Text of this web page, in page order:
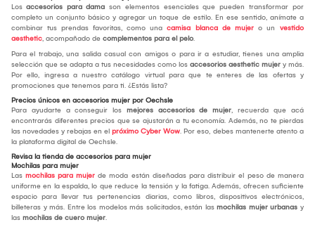
Los accesorios para dama son elementos esenciales que pueden transformar por
completo un conjunto básico y agregar un toque de estilo. En ese sentido, anímate a
combinar tus prendas favoritas, como una camisa blanca de mujer o un vestido
aesthetic, acompañado de complementos para el pelo.
Para el trabajo, una salida casual con amigos o para ir a estudiar, tienes una amplia
selección que se adapta a tus necesidades como los accesorios aesthetic mujer y más.
Por ello, ingresa a nuestro catálogo virtual para que te enteres de las ofertas y
promociones que tenemos para ti. ¿Estás lista?
Precios únicos en accesorios mujer por Oechsle
Para ayudarte a conseguir los mejores accesorios de mujer, recuerda que acá
encontrarás diferentes precios que se ajustarán a tu economía. Además, no te pierdas
las novedades y rebajas en el próximo Cyber Wow. Por eso, debes mantenerte atento a
la plataforma digital de Oechsle.
Revisa la tienda de accesorios para mujer
Mochilas para mujer
Las mochilas para mujer de moda están diseñadas para distribuir el peso de manera
uniforme en la espalda, lo que reduce la tensión y la fatiga. Además, ofrecen suficiente
espacio para llevar tus pertenencias diarias, como libros, dispositivos electrónicos,
billeteras y más. Entre los modelos más solicitados, están las mochilas mujer urbanas y
las mochilas de cuero mujer.